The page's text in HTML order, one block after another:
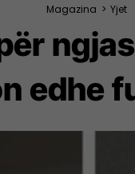
Magazina > Yjet
edhe